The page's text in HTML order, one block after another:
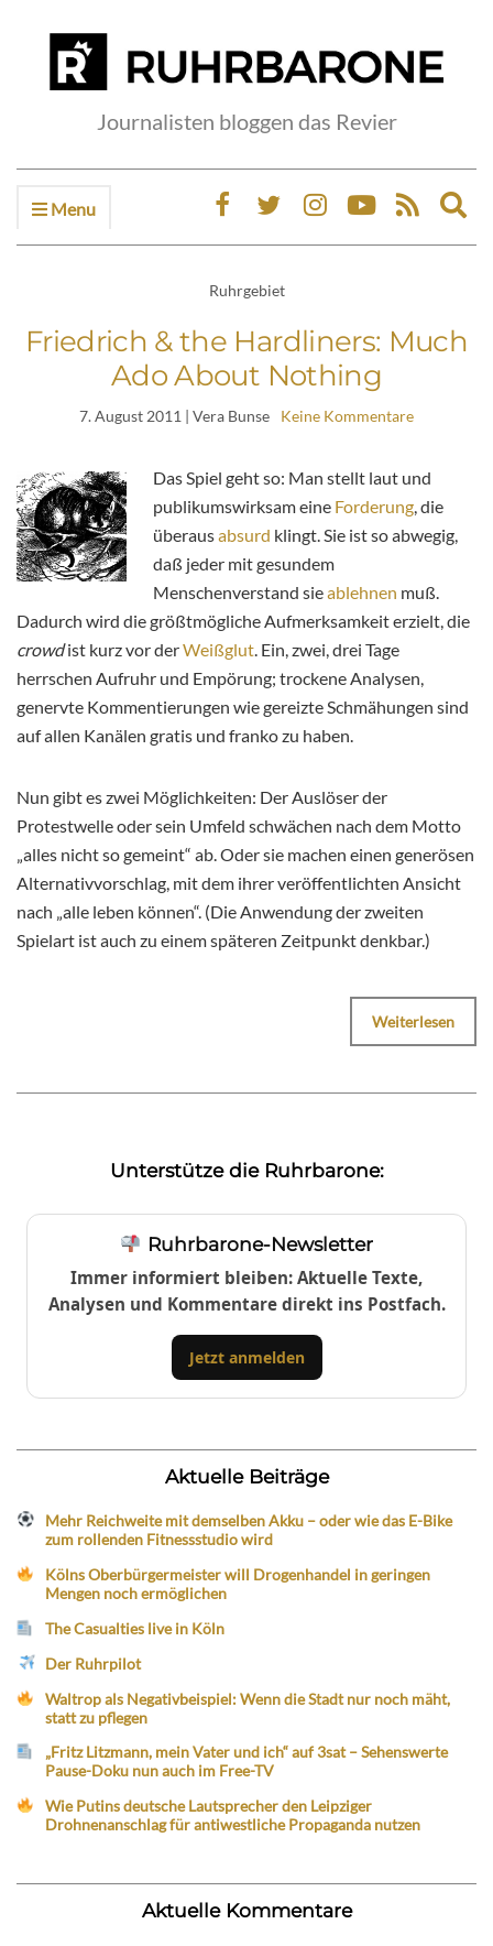
Journalisten bloggen das Revier
Menu
Ruhrgebiet
Friedrich & the Hardliners: Much
Ado About Nothing
7. August 2011 | Vera Bunse Keine Kommentare
Das Spiel geht so: Man stellt laut und
publikumswirksam eine Forderung, die
überausabsurd klingt. Sie ist so abwegig,
daß jeder mit gesundem
Menschenverstand sieablehnen muß.
Dadurch wird die größtmögliche Aufmerksamkeit erzielt, die
crowdist kurz vor derWeißglut. Ein, zwei, drei Tage
herrschen Aufruhr und Empörung; trockene Analysen,
genervte Kommentierungen wie gereizte Schmähungen sind
auf allen Kanälen gratis und franko zu haben.
Nun gibt es zwei Möglichkeiten: Der Auslöser der
Protestwelle oder sein Umfeld schwächen nach dem Motto
„alles nicht so gemeint“ ab. Oder sie machen einen generösen
Alternativvorschlag, mit dem ihrer veröffentlichten Ansicht
nach „alle leben können“. (Die Anwendung der zweiten
Spielart ist auch zu einem späteren Zeitpunkt denkbar.)
Weiterlesen
Unterstütze die Ruhrbarone:
Ruhrbarone-Newsletter
Immer informiert bleiben: Aktuelle Texte,
Analysen und Kommentare direkt ins Postfach.
Jetzt anmelden
Aktuelle Beiträge
Mehr Reichweite mit demselben Akku – oder wie das E-Bike
zum rollenden Fitnessstudio wird
Kölns Oberbürgermeister will Drogenhandel in geringen
Mengen noch ermöglichen
The Casualties live in Köln
Der Ruhrpilot
Waltrop als Negativbeispiel: Wenn die Stadt nur noch mäht,
statt zu pflegen
„Fritz Litzmann, mein Vater und ich“ auf 3sat – Sehenswerte
Pause-Doku nun auch im Free-TV
Wie Putins deutsche Lautsprecher den Leipziger
Drohnenanschlag für antiwestliche Propaganda nutzen
Aktuelle Kommentare